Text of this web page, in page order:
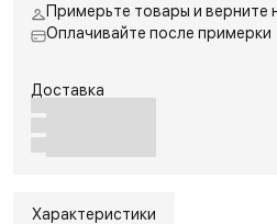
Примерьте товары и верните
Оплачивайте после примерки
Доставка
Характеристики